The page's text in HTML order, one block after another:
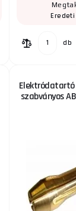
db
Elektródatartó
szabványos